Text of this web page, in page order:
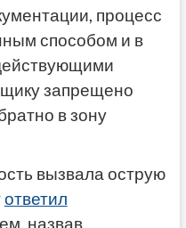
процесс
способом и в
запрещено
в зону
вызвала острую
ответил
назвав